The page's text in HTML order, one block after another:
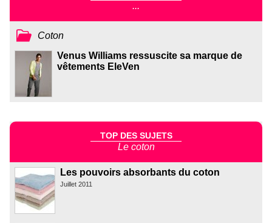
...
Coton
Venus Williams ressuscite sa marque de
vêtements EleVen
TOP DES SUJETS
Le coton
Les pouvoirs absorbants du coton
Juillet 2011